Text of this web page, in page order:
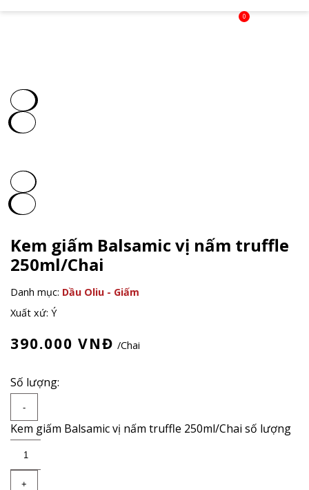
0
Kem giấm Balsamic vị nấm truffle
250ml/Chai
Danh mục: Dầu Oliu - Giấm
Xuất xứ: Ý
390.000 VNĐ /Chai
Số lượng:
-
Kem giấm Balsamic vị nấm truffle 250ml/Chai số lượng
+